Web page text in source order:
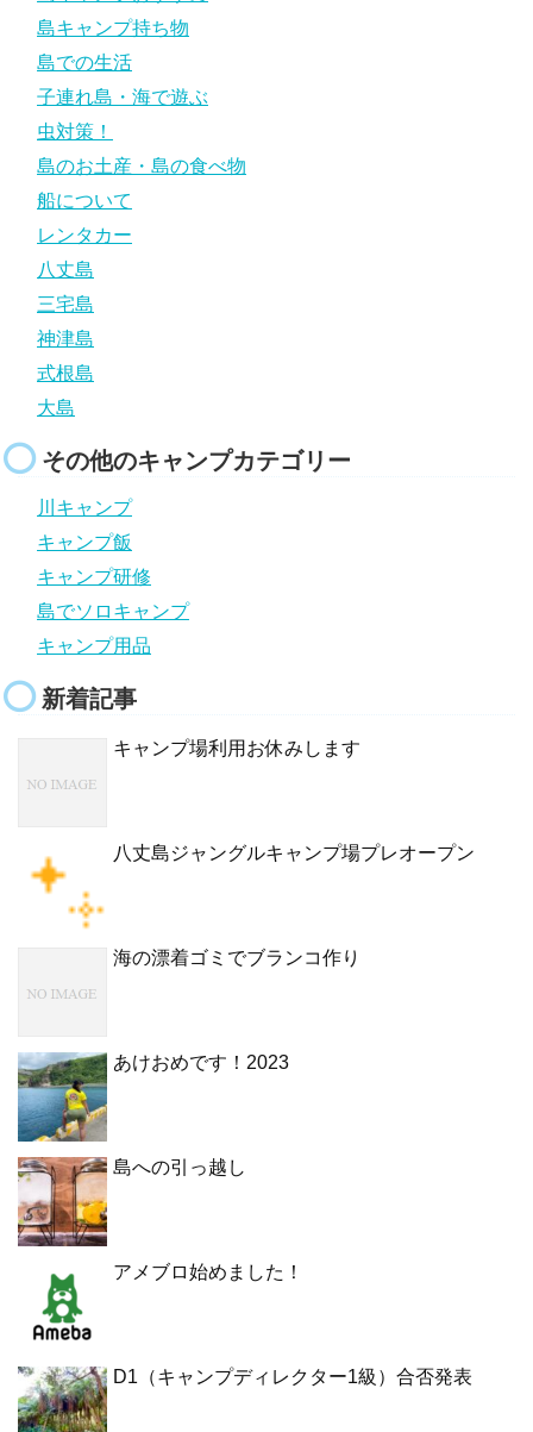
島キャンプ持ち物
島での生活
子連れ島・海で遊ぶ
虫対策！
島のお土産・島の食べ物
船について
レンタカー
八丈島
三宅島
神津島
式根島
大島
その他のキャンプカテゴリー
川キャンプ
キャンプ飯
キャンプ研修
島でソロキャンプ
キャンプ用品
新着記事
キャンプ場利用お休みします
八丈島ジャングルキャンプ場プレオープン
海の漂着ゴミでブランコ作り
あけおめです！2023
島への引っ越し
アメブロ始めました！
D1（キャンプディレクター1級）合否発表